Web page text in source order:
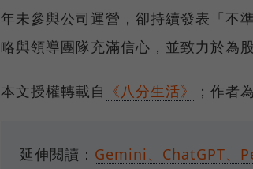
年未參與公司運營，卻持續發表「不
略與領導團隊充滿信心，並致力於為
本文授權轉載自 《八分生活》 ；作者
延伸閱讀： Gemini、ChatGPT、